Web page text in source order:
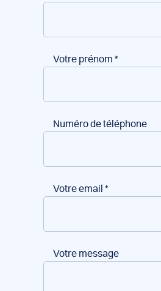
Votre prénom *
Numéro de téléphone
Votre email *
Votre message